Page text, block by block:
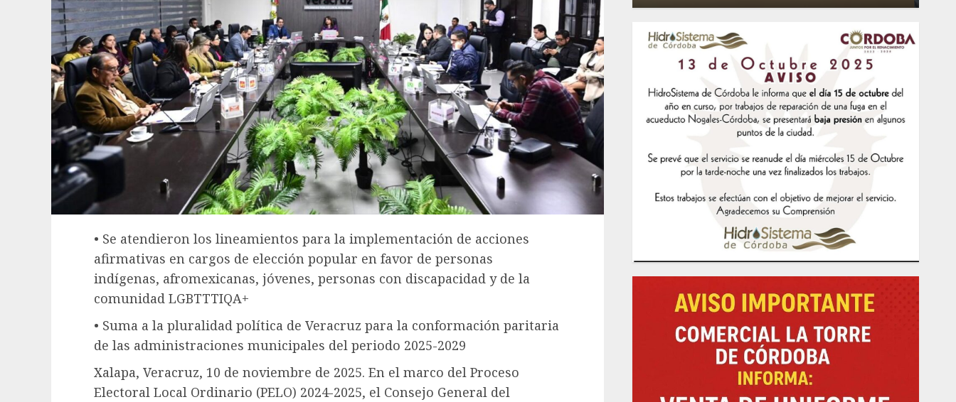
• Se atendieron los lineamientos para la implementación de acciones
afirmativas en cargos de elección popular en favor de personas
indígenas, afromexicanas, jóvenes, personas con discapacidad y de la
comunidad LGBTTTIQA+
• Suma a la pluralidad política de Veracruz para la conformación paritaria
de las administraciones municipales del periodo 2025-2029
Xalapa, Veracruz, 10 de noviembre de 2025. En el marco del Proceso
Electoral Local Ordinario (PELO) 2024-2025, el Consejo General del